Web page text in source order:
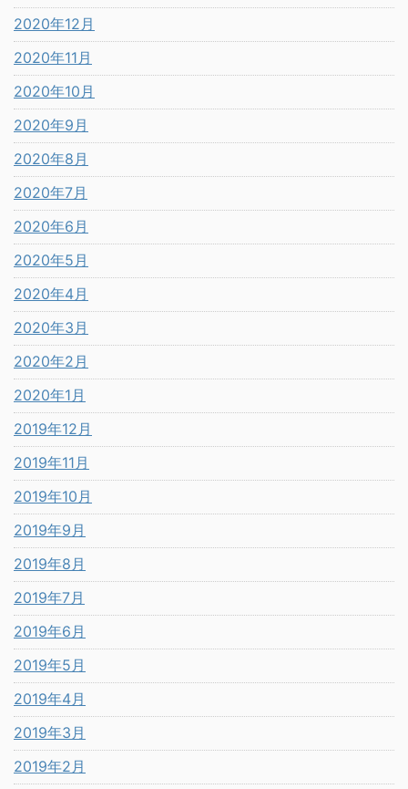
2020年12月
2020年11月
2020年10月
2020年9月
2020年8月
2020年7月
2020年6月
2020年5月
2020年4月
2020年3月
2020年2月
2020年1月
2019年12月
2019年11月
2019年10月
2019年9月
2019年8月
2019年7月
2019年6月
2019年5月
2019年4月
2019年3月
2019年2月